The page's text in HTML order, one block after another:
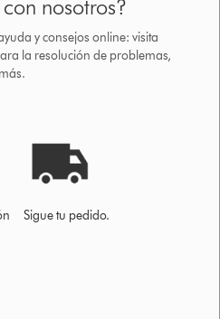
nosotros?
y consejos online: visita
la resolución de problemas,
Sigue tu pedido.